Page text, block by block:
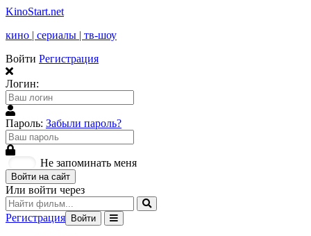
KinoStart.net
кино | сериалы | тв-шоу
Войти Регистрация
Логин:
Пароль: Забыли пароль?
Не запоминать меня
Войти на сайт
Или войти через
Регистрация Войти